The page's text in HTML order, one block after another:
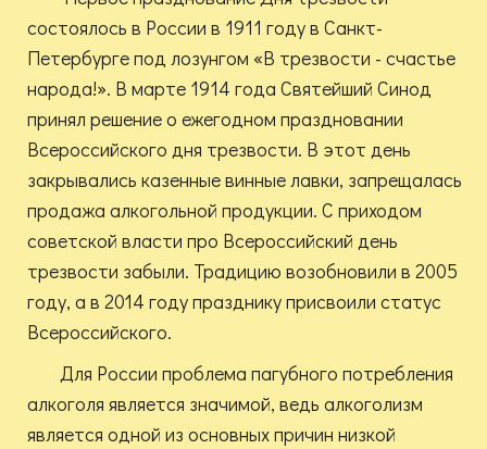
состоялось в России в 1911 году в Санкт-
Петербурге под лозунгом «В трезвости - счастье
народа!». В марте 1914 года Святейший Синод
принял решение о ежегодном праздновании
Всероссийского дня трезвости. В этот день
закрывались казенные винные лавки, запрещалась
продажа алкогольной продукции. С приходом
советской власти про Всероссийский день
трезвости забыли. Традицию возобновили в 2005
году, а в 2014 году празднику присвоили статус
Всероссийского.
Для России проблема пагубного потребления
алкоголя является значимой, ведь алкоголизм
является одной из основных причин низкой